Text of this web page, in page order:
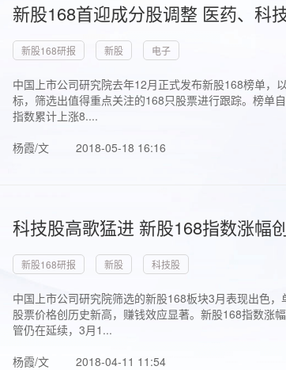
新股168首迎成分股调整 医药、科
新股168研报 新股 电子
中国上市公司研究院去年12月正式发布新股168榜单，
标，筛选出值得重点关注的168只股票进行跟踪。榜单
指数累计上涨8....
杨霞/文
2018-05-18 16:16
科技股高歌猛进 新股168指数涨幅
新股168研报 新股 科技股
中国上市公司研究院筛选的新股168板块3月表现出色
股票价格创历史新高，赚钱效应显著。新股168指数涨
管仍在延续，3月1...
杨霞/文
2018-04-11 11:54